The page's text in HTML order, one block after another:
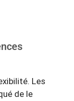
Les
de le